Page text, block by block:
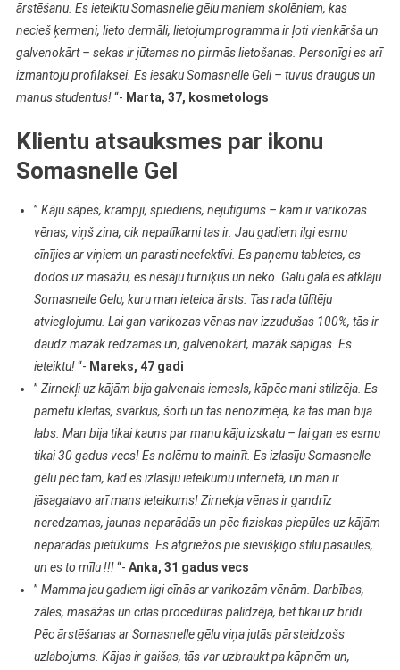
ārstēšanu. Es ieteiktu Somasnelle gēlu maniem skolēniem, kas
necieš ķermeni, lieto dermāli, lietojumprogramma ir ļoti vienkārša un
galvenokārt – sekas ir jūtamas no pirmās lietošanas. Personīgi es arī
izmantoju profilaksei. Es iesaku Somasnelle Geli – tuvus draugus un
manus studentus!“- Marta, 37, kosmetologs
Klientu atsauksmes par ikonu
Somasnelle Gel
” Kāju sāpes, krampji, spiediens, nejutīgums – kam ir varikozas
vēnas, viņš zina, cik nepatīkami tas ir. Jau gadiem ilgi esmu
cīnījies ar viņiem un parasti neefektīvi. Es paņemu tabletes, es
dodos uz masāžu, es nēsāju turniķus un neko. Galu galā es atklāju
Somasnelle Gelu, kuru man ieteica ārsts. Tas rada tūlītēju
atvieglojumu. Lai gan varikozas vēnas nav izzudušas 100%, tās ir
daudz mazāk redzamas un, galvenokārt, mazāk sāpīgas. Es
ieteiktu!“- Mareks, 47 gadi
” Zirnekļi uz kājām bija galvenais iemesls, kāpēc mani stilizēja. Es
pametu kleitas, svārkus, šorti un tas nenozīmēja, ka tas man bija
labs. Man bija tikai kauns par manu kāju izskatu – lai gan es esmu
tikai 30 gadus vecs! Es nolēmu to mainīt. Es izlasīju Somasnelle
gēlu pēc tam, kad es izlasīju ieteikumu internetā, un man ir
jāsagatavo arī mans ieteikums! Zirnekļa vēnas ir gandrīz
neredzamas, jaunas neparādās un pēc fiziskas piepūles uz kājām
neparādās pietūkums. Es atgriežos pie sievišķīgo stilu pasaules,
un es to mīlu !!!“- Anka, 31 gadus vecs
” Mamma jau gadiem ilgi cīnās ar varikozām vēnām. Darbības,
zāles, masāžas un citas procedūras palīdzēja, bet tikai uz brīdi.
Pēc ārstēšanas ar Somasnelle gēlu viņa jutās pārsteidzošs
uzlabojums. Kājas ir gaišas, tās var uzbraukt pa kāpnēm un,